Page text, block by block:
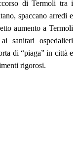
di Termoli tra i
spaccano arredi e
aumento a Termoli
sanitari ospedalieri
di “piaga” in città e
rigorosi.